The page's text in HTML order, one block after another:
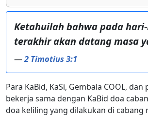
Ketahuilah bahwa pada
terakhir akan datang masa
—2 Timotius 3:1
Para KaBid, KaSi, Gembala COOL,
bekerja sama dengan KaBid doa
doa keliling yang dilakukan di cabang